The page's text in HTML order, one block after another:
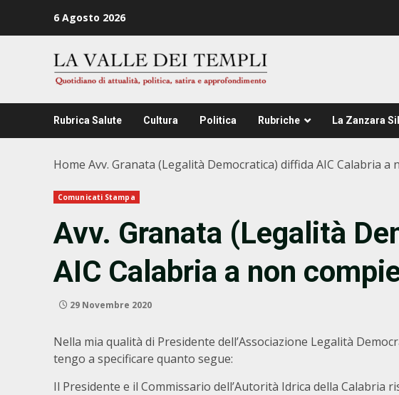
6 Agosto 2026
Rubrica Salute Cultura Politica Rubriche La Zanzara
Home Avv. Granata (Legalità Democratica) diffida AIC Calabria
Comunicati Stampa
Avv. Granata (Legalità
AIC Calabria a non
29 Novembre 2020
Nella mia qualità di Presidente dell’Associazione Legalità
tengo a specificare quanto segue:
Il Presidente e il Commissario dell’Autorità Idrica della Calabria